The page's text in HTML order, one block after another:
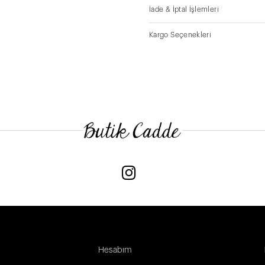
İade & İptal İşlemleri
Kargo Seçenekleri
Hesabım